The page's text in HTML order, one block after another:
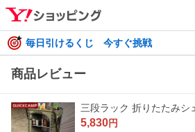
毎日引けるくじ 今すぐ挑戦
商品レビュー
5,830円